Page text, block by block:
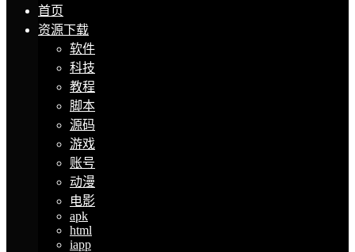
首页
资源下载
软件
科技
教程
脚本
源码
游戏
账号
动漫
电影
apk
html
iapp